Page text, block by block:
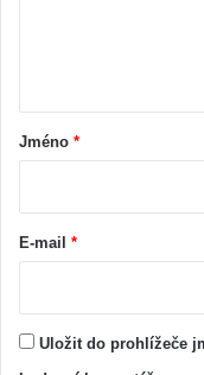
ř
Jméno *
E-mail *
Uložit do prohlížeče